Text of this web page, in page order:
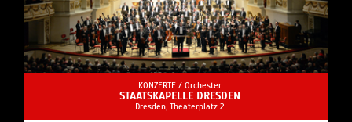
KONZERTE / Orchester
STAATSKAPELLE DRESDEN
Dresden, Theaterplatz 2